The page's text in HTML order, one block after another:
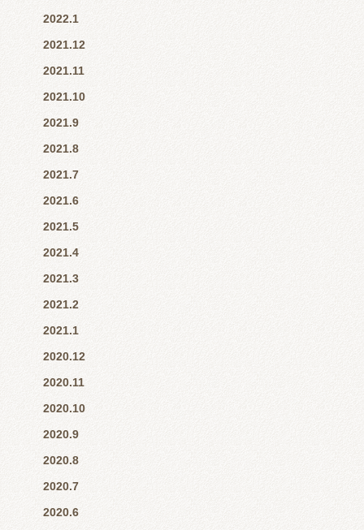
2022.1
2021.12
2021.11
2021.10
2021.9
2021.8
2021.7
2021.6
2021.5
2021.4
2021.3
2021.2
2021.1
2020.12
2020.11
2020.10
2020.9
2020.8
2020.7
2020.6